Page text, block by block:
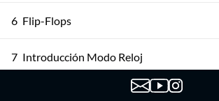
6 Flip-Flops
7 Introducción Modo Reloj